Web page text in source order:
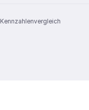
Kennzahlenvergleich